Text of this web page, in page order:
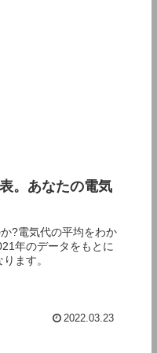
。あなたの電気
?電気代の平均をわか
年のデータをもとに
ます。
2022.03.23